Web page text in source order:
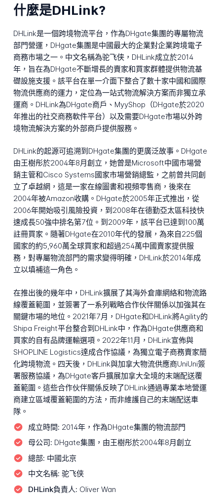
什麼是DHLink?
DHLink是一個跨境物流平台，作為DHgate集團的專屬物流
部門營運，DHgate集團是中國最大的企業對企業跨境電子
商務市場之一。中文名稱為驼飞侠，DHLink成立於2014
年，旨在為DHgate不斷增長的賣家和買家群體提供物流基
礎設施支援。該平台在單一介面下整合了數十家中國和國際
物流供應商的運力，定位為一站式物流解決方案而非獨立承
運商。DHLink為DHgate商戶、MyyShop（DHgate於2020
年推出的社交商務軟件平台）以及需要DHgate市場以外跨
境物流解決方案的外部商戶提供服務。
DHLink的起源可追溯到DHgate集團的更廣泛故事。DHgate
由王樹彤於2004年8月創立，她曾是Microsoft中國市場營
銷主管和Cisco Systems國家市場營銷總監，之前曾共同創
立了卓越網，這是一家在線圖書和視頻零售商，後來在
2004年被Amazon收購。DHgate於2005年正式推出，從
2006年開始吸引風險投資，到2008年在德勤亞太區科技快
速成長50強中排名第7位。到2009年，該平台已達到100萬
註冊買家。隨著DHgate在2010年代的發展，為來自225個
國家的約5,960萬全球買家和超過254萬中國賣家提供服
務，對專屬物流部門的需求變得明確，DHLink於2014年成
立以填補這一角色。
在推出後的幾年中，DHLink擴展了其海外倉庫網絡和物流路
線覆蓋範圍，並簽署了一系列戰略合作伙伴關係以加強其在
關鍵市場的地位。2021年7月，DHgate和DHLink將Agility的
Shipa Freight平台整合到DHLink中，作為DHgate供應商和
買家的自有品牌運輸選項。2022年11月，DHLink宣佈與
SHOPLINE Logistics達成合作協議，為獨立電子商務賣家簡
化跨境物流。四天後，DHLink與加拿大物流供應商UniUni簽
署服務協議，為DHgate客戶擴展加拿大全境的末端配送覆
蓋範圍。這些合作伙伴關係反映了DHLink通過專業本地營運
商建立區域覆蓋範圍的方法，而非維護自己的末端配送車
隊。
成立時間: 2014年，作為DHgate集團的物流部門
母公司: DHgate集團，由王樹彤於2004年8月創立
總部: 中國北京
中文名稱: 驼飞侠
DHLink負責人: Oliver Wan